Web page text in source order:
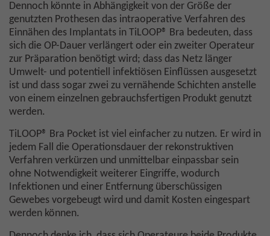
Dennoch könnte in Abhängigkeit von der Größe der
genutzten Prothesen das intraoperative Verfahren des
Einnähen des Implantats in TiLOOP® Bra bedeuten, dass
sich die OP-Dauer verlängert oder ein zweiter Operateur
zur Präparation benötigt wird; dass das Netz länger
Umwelt- und potentiell infektiösen Einflüssen ausgesetzt
ist und dass sogar zwei zu vernähende Schichten anstelle
von einem einzelnen gebrauchsfertigen Produkt genutzt
werden.
TiLOOP® Bra Pocket ist viel einfacher zu nutzen. Er wird in
jedem Fall die Operationsdauer der rekonstruktiven
Verfahren verkürzen und unmittelbar einpassbar sein
ohne Notwendigkeit weiterer Eingriffe, wodurch
Infektionen und einer Entfernung überschüssigen
Gewebes vorgebeugt wird und damit Kosten eingespart
werden können.